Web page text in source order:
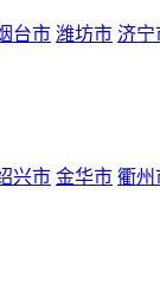
台市 潍坊市 济宁
兴市 金华市 衢州